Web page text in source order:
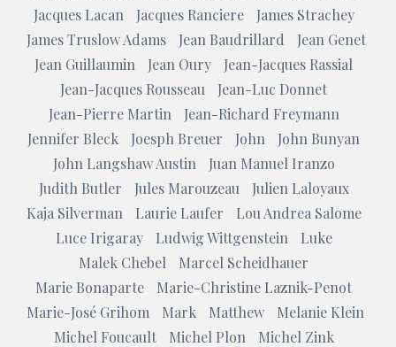
Jacques Lacan
Jacques Ranciere
James Strachey
James Truslow Adams
Jean Baudrillard
Jean Genet
Jean Guillaumin
Jean Oury
Jean-Jacques Rassial
Jean-Jacques Rousseau
Jean-Luc Donnet
Jean-Pierre Martin
Jean-Richard Freymann
Jennifer Bleck
Joesph Breuer John
John Bunyan
John Langshaw Austin
Juan Manuel Iranzo
Judith Butler
Jules Marouzeau
Julien Laloyaux
Kaja Silverman
Laurie Laufer
Lou Andrea Salome
Luce Irigaray
Ludwig Wittgenstein
Luke
Malek Chebel
Marcel Scheidhauer
Marie Bonaparte
Marie-Christine Laznik-Penot
Marie-José Grihom
Mark Matthew
Melanie Klein
Michel Foucault
Michel Plon
Michel Zink